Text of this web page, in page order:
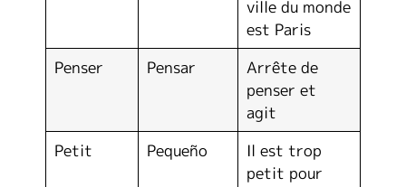
ville du monde
est Paris
Penser
Pensar
Arrête de
penser et
agit
Petit
Pequeño
Il est trop
petit pour